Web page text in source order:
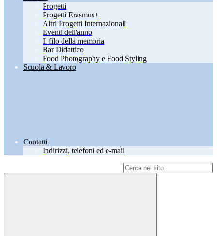
Progetti
Progetti Erasmus+
Altri Progetti Internazionali
Eventi dell'anno
Il filo della memoria
Bar Didattico
Food Photography e Food Styling
Scuola & Lavoro
Contatti
Indirizzi, telefoni ed e-mail